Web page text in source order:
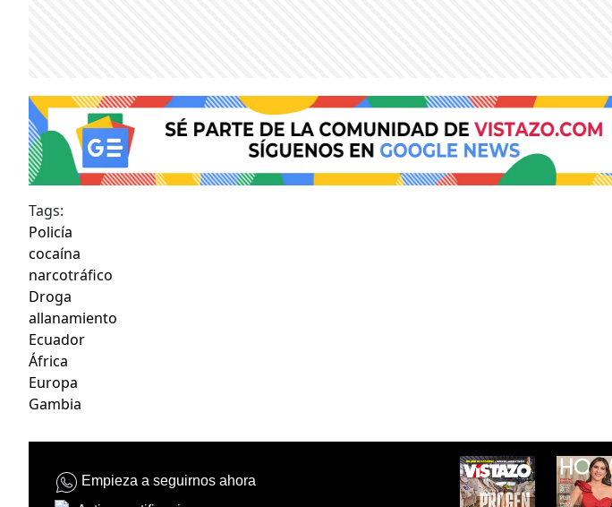
Tags:
Policía
cocaína
narcotráfico
Droga
allanamiento
Ecuador
África
Europa
Gambia
Empieza a seguirnos ahora